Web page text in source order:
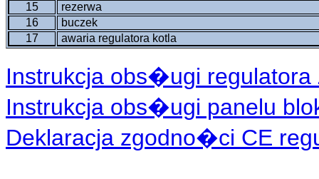
15
rezerwa
16
buczek
17
awaria regulatora kotla
Instrukcja obs�ugi regulatora
Instrukcja obs�ugi panelu
Deklaracja zgodno�ci CE